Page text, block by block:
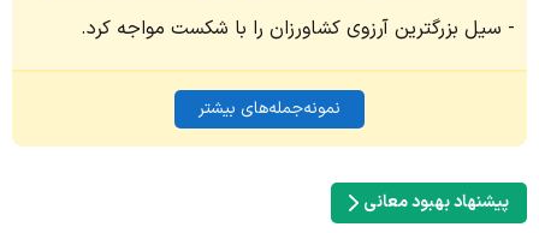
سیل بزرگترین آرزوی کشاورزان را با شکست مواجه کرد.
نمونه‌جمله‌های بیشتر
پیشنهاد بهبود معانی